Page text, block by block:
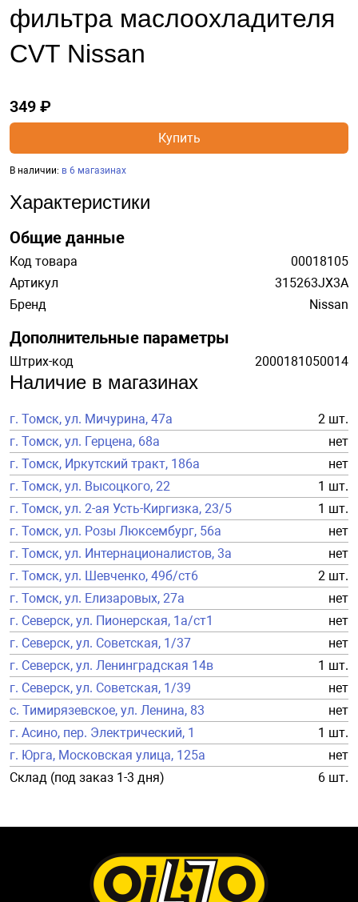
фильтра маслоохладителя
CVT Nissan
349 ₽
Купить
В наличии: в 6 магазинах
Характеристики
Общие данные
Код товара
00018105
Артикул
315263JX3A
Бренд
Nissan
Дополнительные параметры
Штрих-код 2000181050014
Наличие в магазинах
г. Томск, ул. Мичурина, 47а
2 шт.
г. Томск, ул. Герцена, 68а
нет
г. Томск, Иркутский тракт, 186а
нет
г. Томск, ул. Высоцкого, 22
1 шт.
г. Томск, ул. 2-ая Усть-Киргизка, 23/5
1 шт.
г. Томск, ул. Розы Люксембург, 56а
нет
г. Томск, ул. Интернационалистов, 3а
нет
г. Томск, ул. Шевченко, 49б/ст6
2 шт.
г. Томск, ул. Елизаровых, 27а
нет
г. Северск, ул. Пионерская, 1а/ст1
нет
г. Северск, ул. Советская, 1/37
нет
г. Северск, ул. Ленинградская 14в
1 шт.
г. Северск, ул. Советская, 1/39
нет
с. Тимирязевское, ул. Ленина, 83
нет
г. Асино, пер. Электрический, 1
1 шт.
г. Юрга, Московская улица, 125а
нет
Склад (под заказ 1-3 дня)
6 шт.